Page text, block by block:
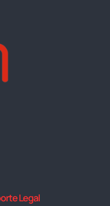
Legal